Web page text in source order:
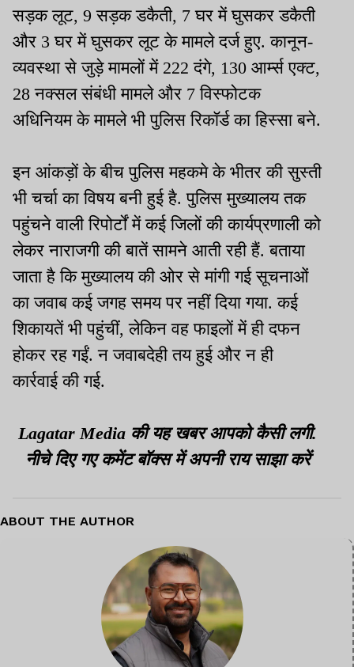
सड़क लूट, 9 सड़क डकैती, 7 घर में घुसकर डकैती
और 3 घर में घुसकर लूट के मामले दर्ज हुए. कानून-
व्यवस्था से जुड़े मामलों में 222 दंगे, 130 आर्म्स एक्ट,
28 नक्सल संबंधी मामले और 7 विस्फोटक
अधिनियम के मामले भी पुलिस रिकॉर्ड का हिस्सा बने.
इन आंकड़ों के बीच पुलिस महकमे के भीतर की सुस्ती
भी चर्चा का विषय बनी हुई है. पुलिस मुख्यालय तक
पहुंचने वाली रिपोर्टों में कई जिलों की कार्यप्रणाली को
लेकर नाराजगी की बातें सामने आती रही हैं. बताया
जाता है कि मुख्यालय की ओर से मांगी गई सूचनाओं
का जवाब कई जगह समय पर नहीं दिया गया. कई
शिकायतें भी पहुंचीं, लेकिन वह फाइलों में ही दफन
होकर रह गईं. न जवाबदेही तय हुई और न ही
कार्रवाई की गई.
Lagatar Media की यह खबर आपको कैसी लगी.
नीचे दिए गए कमेंट बॉक्स में अपनी राय साझा करें
ABOUT THE AUTHOR